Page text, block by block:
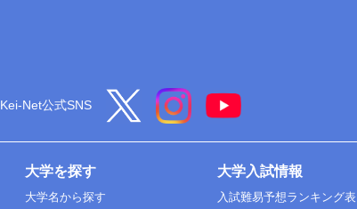
Kei-Net公式SNS
大学を探す
大学名から探す
大学入試情報
入試難易予想ランキング表